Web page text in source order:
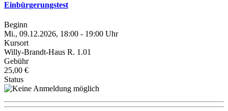
Einbürgerungstest
Beginn
Mi., 09.12.2026, 18:00 - 19:00 Uhr
Kursort
Willy-Brandt-Haus R. 1.01
Gebühr
25,00 €
Status